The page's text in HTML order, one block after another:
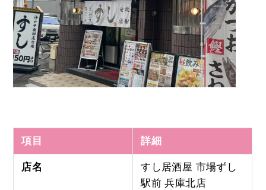
項目 詳細
店名
すし居酒屋 市場ずし
駅前 兵庫北店